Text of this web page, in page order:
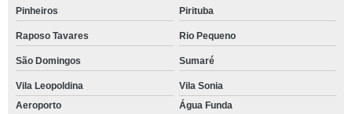
Pinheiros Pirituba
Raposo Tavares Rio Pequeno
São Domingos Sumaré
Vila Leopoldina
Vila Sonia
Aeroporto
Água Funda